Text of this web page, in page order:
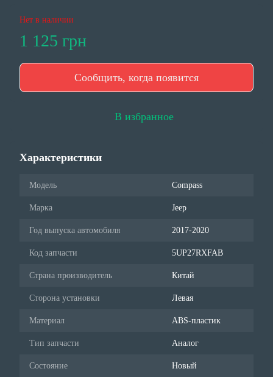
Нет в наличии
1 125 грн
Сообщить, когда появится
В избранное
Характеристики
Модель Compass
Марка Jeep
Год выпуска автомобиля 2017-2020
Код запчасти 5UP27RXFAB
Страна производитель Китай
Сторона установки Левая
Материал ABS-пластик
Тип запчасти Аналог
Состояние Новый